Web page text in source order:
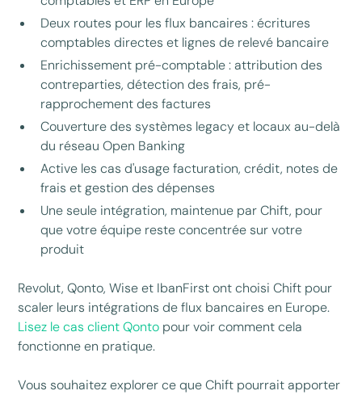
Deux routes pour les flux bancaires : écritures
comptables directes et lignes de relevé bancaire
Enrichissement pré-comptable : attribution des
contreparties, détection des frais, pré-
rapprochement des factures
Couverture des systèmes legacy et locaux au-delà
du réseau Open Banking
Active les cas d'usage facturation, crédit, notes de
frais et gestion des dépenses
Une seule intégration, maintenue par Chift, pour
que votre équipe reste concentrée sur votre
produit
Revolut, Qonto, Wise et IbanFirst ont choisi Chift pour
scaler leurs intégrations de flux bancaires en Europe.
Lisez le cas client Qonto pour voir comment cela
fonctionne en pratique.
Vous souhaitez explorer ce que Chift pourrait apporter